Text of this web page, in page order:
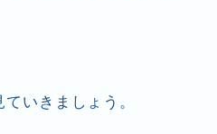
いきましょう。